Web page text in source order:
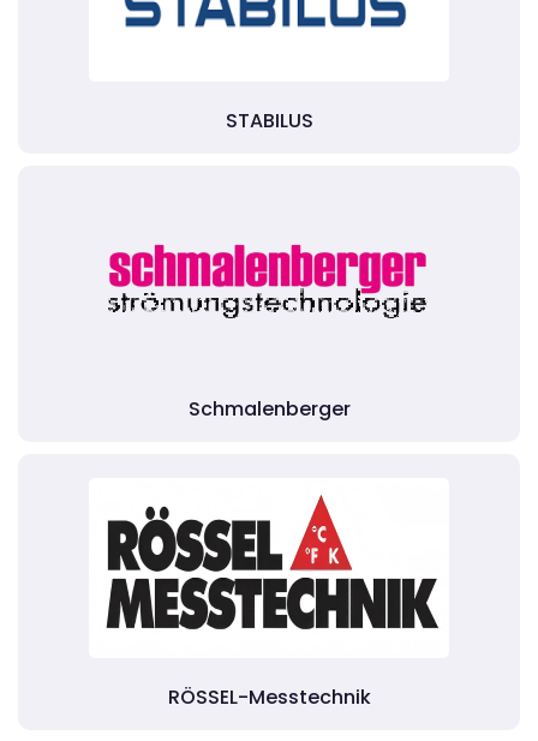
STABILUS
Schmalenberger
RÖSSEL-Messtechnik